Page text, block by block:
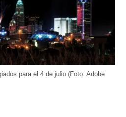
para el 4 de julio (Foto: Adobe